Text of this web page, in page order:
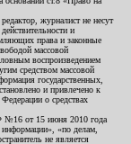
журналист не несут
и
права и законные
массовой
воспроизведением
средством массовой
государственных,
и привлечено к
Федерации о средствах
№16 от 15 июня 2010 года
«по делам,
не является